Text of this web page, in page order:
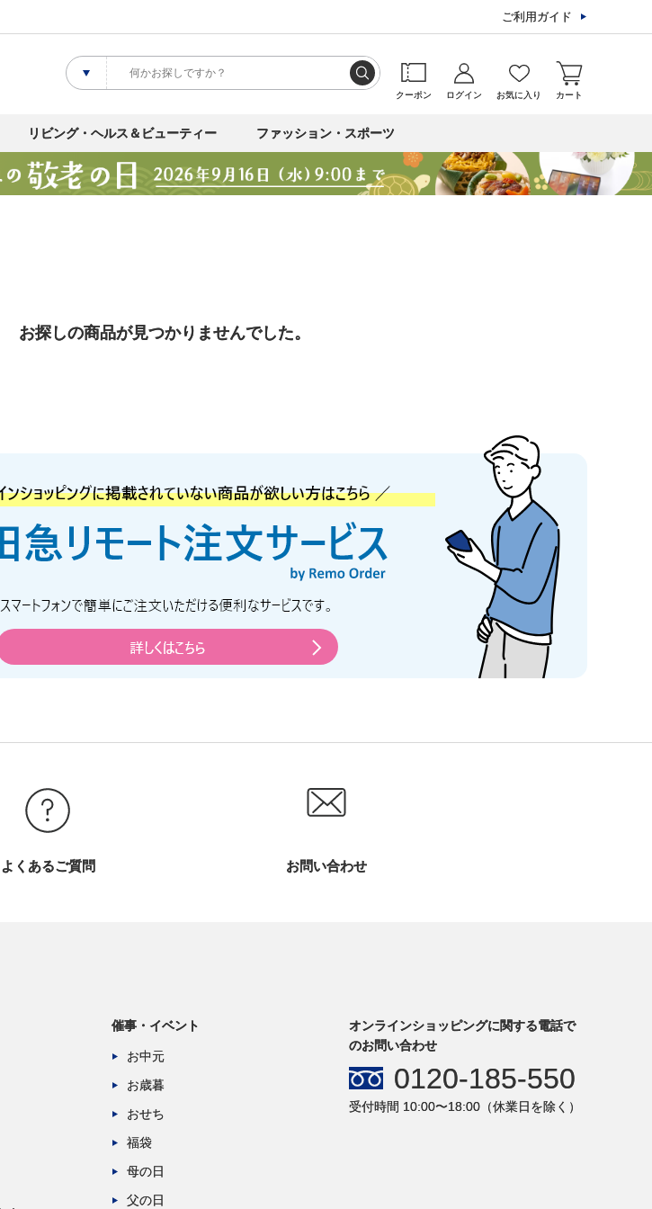
ご利用ガイド
クーポン ログイン お気に入り カート
リビング・ヘルス＆ビューティー ファッション・スポーツ
お探しの商品が見つかりませんでした。
よくあるご質問 お問い合わせ
催事・イベント
お中元
お歳暮
おせち
福袋
母の日
父の日
オンラインショッピングに関する電話で
のお問い合わせ
0120-185-550
受付時間 10:00〜18:00（休業日を除く）